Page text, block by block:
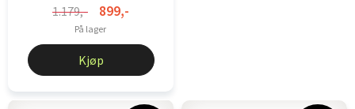
1.179,- 899,-
På lager
Kjøp